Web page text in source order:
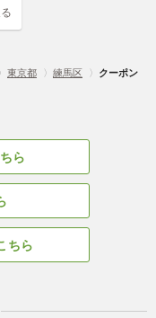
〉 東京都 〉 練馬区 〉 クーポン
ら
ちら